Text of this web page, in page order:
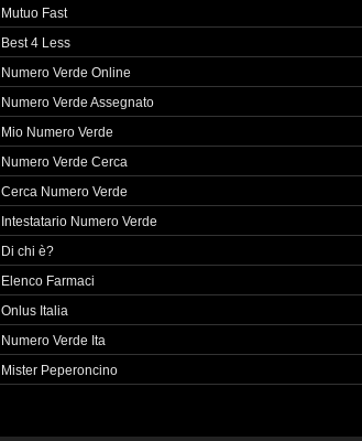
Mutuo Fast
Best 4 Less
Numero Verde Online
Numero Verde Assegnato
Mio Numero Verde
Numero Verde Cerca
Cerca Numero Verde
Intestatario Numero Verde
Di chi è?
Elenco Farmaci
Onlus Italia
Numero Verde Ita
Mister Peperoncino